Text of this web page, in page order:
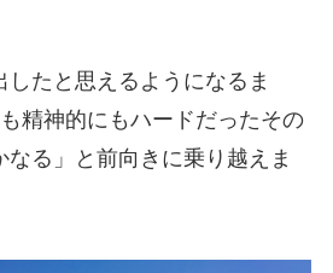
たと思えるようになるま
精神的にもハードだったその
る」と前向きに乗り越えま